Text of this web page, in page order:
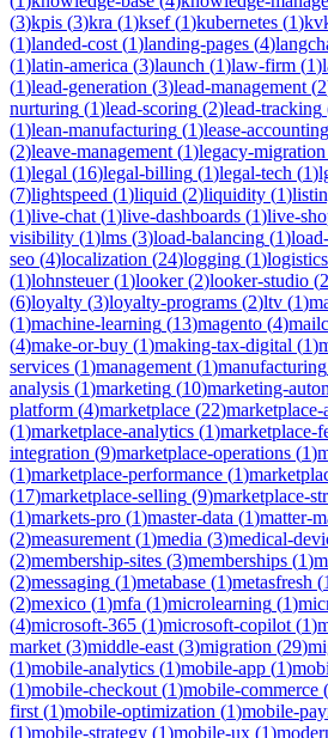
(3)kpis (3)kra (1)ksef(1)kubernetes (1)
(1)landed-cost (1)landing-pages (4)
(1)latin-america (3)launch (1)law-firm (1)
(1)lead-generation (3)lead-management (2
nurturing (1)lead-scoring (2)lead-tracking
(1)lean-manufacturing (1)lease-accounting
(2)leave-management (1)legacy-migration
(1)legal (16)legal-billing (1)legal-tech (1)
(7)lightspeed (1)liquid (2)liquidity (1)
(1)live-chat (1)live-dashboards (1)live-
visibility (1)lms (3)load-balancing (1)
seo (4)localization (24)logging (1)logistics
(1)lohnsteuer(1)looker(2)looker-studio (2
(6)loyalty (3)loyalty-programs (2)ltv (1)
(1)machine-learning (13)magento (4)
(4)make-or-buy (1)making-tax-digital (1)
services (1)management (1)manufacturing
analysis (1)marketing (10)marketing-
platform (4)marketplace (22)
(1)marketplace-analytics (1)marketplace-
integration (9)marketplace-operations (1)
(1)marketplace-performance (1)
(17)marketplace-selling (9)marketplace-
(1)markets-pro (1)master-data (1)matter-
(2)measurement (1)media (3)medical-
(2)membership-sites (3)memberships (1)
(2)messaging (1)metabase (1)metasfresh (1
(2)mexico (1)mfa (1)microlearning (1)
(4)microsoft-365 (1)microsoft-copilot (1)
market (3)middle-east (3)migration (29)
(1)mobile-analytics (1)mobile-app (1)
(1)mobile-checkout (1)mobile-commerce (
first (1)mobile-optimization (1)mobile-
(1)mobile-strategy (1)mobile-ux (1)